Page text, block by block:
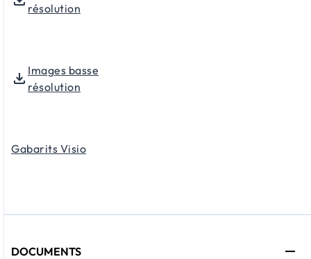
résolution
Images basse
résolution
Gabarits Visio
DOCUMENTS